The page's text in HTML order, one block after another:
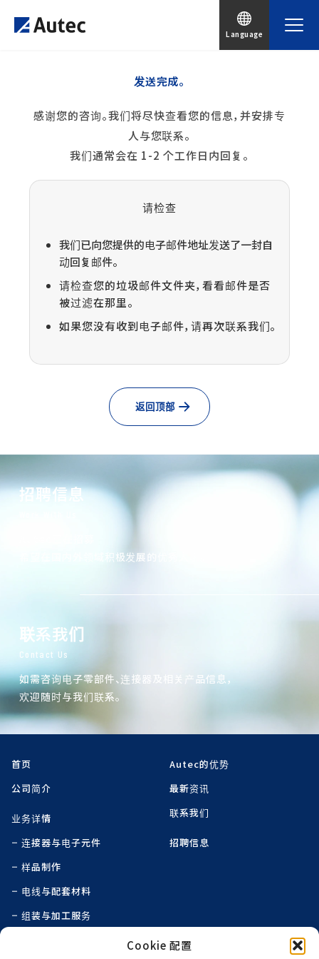
Cookie 配置
Language
发送完成。
感谢您的咨询。我们将尽快查看您的信息，并安排专
人与您联系。
我们通常会在 1-2 个工作日内回复。
请检查
我们已向您提供的电子邮件地址发送了一封自
动回复邮件。
请检查您的垃圾邮件文件夹，看看邮件是否
被过滤在那里。
如果您没有收到电子邮件，请再次联系我们。
返回顶部
招聘信息
希望在国内外领域积极发展的优秀人才。
联系我们
Contact Us
如需咨询电子零部件、连接器及相关产品信息，
欢迎随时与我们联系。
首页
公司简介
业务详情
连接器与电子元件
样品制作
电线与配套材料
组装与加工服务
Autec的优势
最新资讯
联系我们
招聘信息